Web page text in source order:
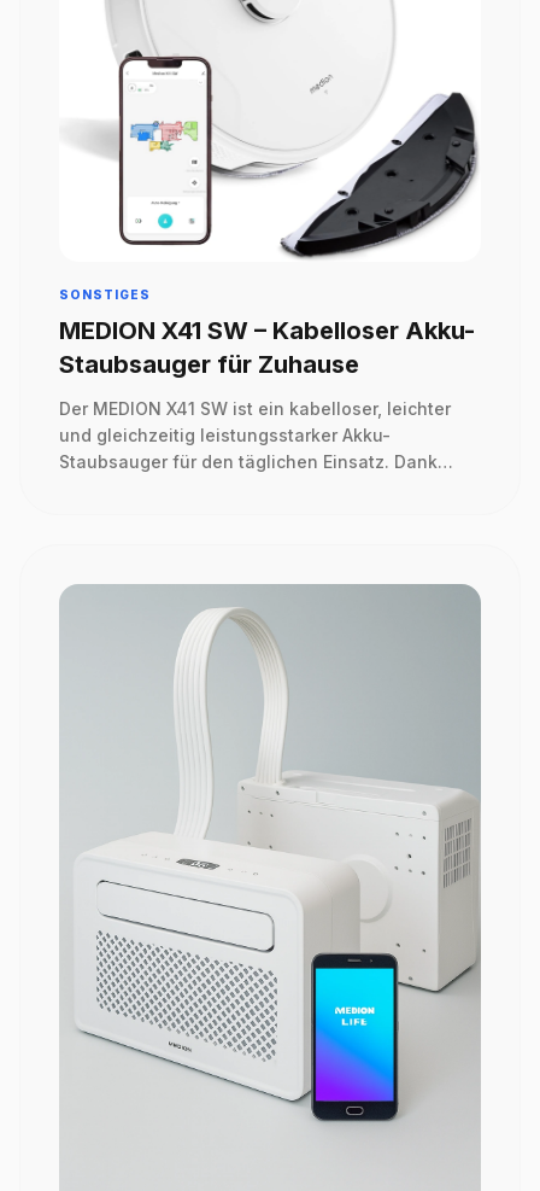
SONSTIGES
MEDION X41 SW – Kabelloser Akku-
Staubsauger für Zuhause
Der MEDION X41 SW ist ein kabelloser, leichter
und gleichzeitig leistungsstarker Akku-
Staubsauger für den täglichen Einsatz. Dank
Haushaltshelfer. Hinweis: Partnerlink – keine